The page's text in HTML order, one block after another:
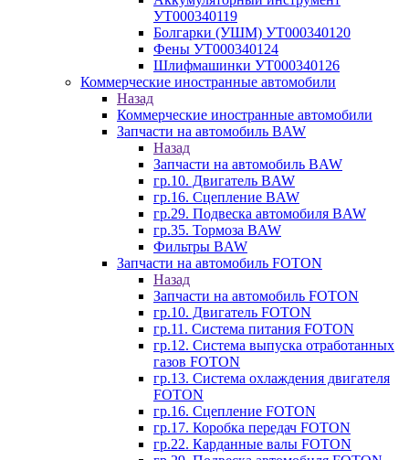
УТ000340119
Болгарки (УШМ) УТ000340120
Фены УТ000340124
Шлифмашинки УТ000340126
Коммерческие иностранные автомобили
Назад
Коммерческие иностранные автомобили
Запчасти на автомобиль BAW
Назад
Запчасти на автомобиль BAW
гр.10. Двигатель BAW
гр.16. Сцепление BAW
гр.29. Подвеска автомобиля BAW
гр.35. Тормоза BAW
Фильтры BAW
Запчасти на автомобиль FOTON
Назад
Запчасти на автомобиль FOTON
гр.10. Двигатель FOTON
гр.11. Система питания FOTON
гр.12. Система выпуска отработанных
газов FOTON
гр.13. Система охлаждения двигателя
FOTON
гр.16. Сцепление FOTON
гр.17. Коробка передач FOTON
гр.22. Карданные валы FOTON